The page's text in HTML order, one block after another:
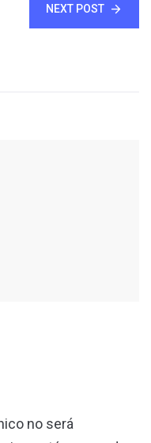
NEXT POST
no será